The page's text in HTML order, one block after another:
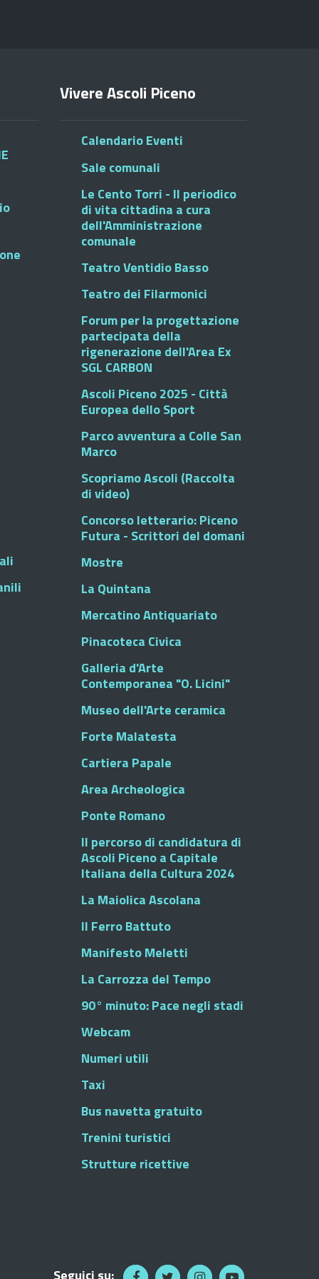
Vivere Ascoli Piceno
Calendario Eventi
Sale comunali
Le Cento Torri - Il periodico
di vita cittadina a cura
dell'Amministrazione
comunale
Teatro Ventidio Basso
Teatro dei Filarmonici
Forum per la progettazione
partecipata della
rigenerazione dell'Area Ex
SGL CARBON
Ascoli Piceno 2025 - Città
Europea dello Sport
Parco avventura a Colle San
Marco
Scopriamo Ascoli (Raccolta
di video)
Concorso letterario: Piceno
Futura - Scrittori del domani
Mostre
La Quintana
Mercatino Antiquariato
Pinacoteca Civica
Galleria d'Arte
Contemporanea "O. Licini"
Museo dell'Arte ceramica
Forte Malatesta
Cartiera Papale
Area Archeologica
Ponte Romano
Il percorso di candidatura di
Ascoli Piceno a Capitale
Italiana della Cultura 2024
La Maiolica Ascolana
Il Ferro Battuto
Manifesto Meletti
La Carrozza del Tempo
90° minuto: Pace negli stadi
Webcam
Numeri utili
Taxi
Bus navetta gratuito
Trenini turistici
Strutture ricettive
Seguici su: